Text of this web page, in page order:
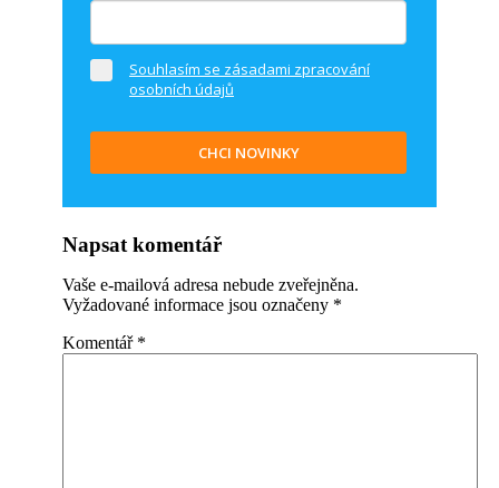
Souhlasím se zásadami zpracování
osobních údajů
CHCI NOVINKY
Napsat komentář
Vaše e-mailová adresa nebude zveřejněna.
Vyžadované informace jsou označeny *
Komentář *